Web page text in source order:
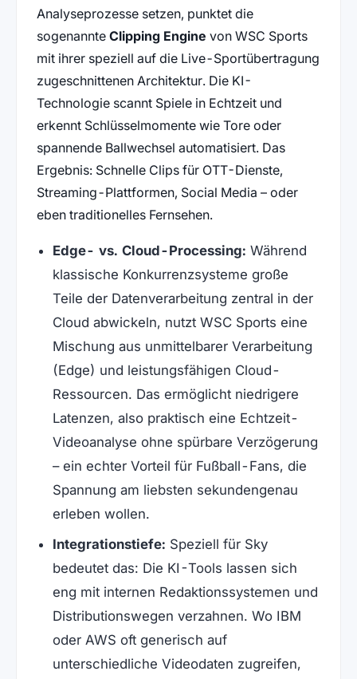
Analyseprozesse setzen, punktet die
sogenannte Clipping Engine von WSC Sports
mit ihrer speziell auf die Live-Sportübertragung
zugeschnittenen Architektur. Die KI-
Technologie scannt Spiele in Echtzeit und
erkennt Schlüsselmomente wie Tore oder
spannende Ballwechsel automatisiert. Das
Ergebnis: Schnelle Clips für OTT-Dienste,
Streaming-Plattformen, Social Media – oder
eben traditionelles Fernsehen.
Edge- vs. Cloud-Processing: Während
klassische Konkurrenzsysteme große
Teile der Datenverarbeitung zentral in der
Cloud abwickeln, nutzt WSC Sports eine
Mischung aus unmittelbarer Verarbeitung
(Edge) und leistungsfähigen Cloud-
Ressourcen. Das ermöglicht niedrigere
Latenzen, also praktisch eine Echtzeit-
Videoanalyse ohne spürbare Verzögerung
– ein echter Vorteil für Fußball-Fans, die
Spannung am liebsten sekundengenau
erleben wollen.
Integrationstiefe: Speziell für Sky
bedeutet das: Die KI-Tools lassen sich
eng mit internen Redaktionssystemen und
Distributionswegen verzahnen. Wo IBM
oder AWS oft generisch auf
unterschiedliche Videodaten zugreifen,